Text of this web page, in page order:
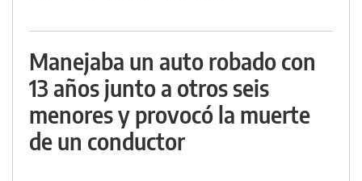
Manejaba un auto robado con
13 años junto a otros seis
menores y provocó la muerte
de un conductor